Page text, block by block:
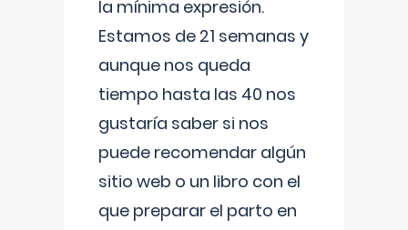
la mínima expresión.
Estamos de 21 semanas y
aunque nos queda
tiempo hasta las 40 nos
gustaría saber si nos
puede recomendar algún
sitio web o un libro con el
que preparar el parto en